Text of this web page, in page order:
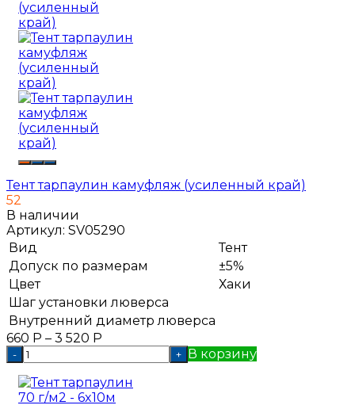
Тент тарпаулин камуфляж (усиленный край)
52
В наличии
Артикул: SV05290
Вид
Тент
Допуск по размерам
±5%
Цвет
Хаки
Шаг установки люверса
Внутренний диаметр люверса
660 Р – 3 520 Р
- + В корзину